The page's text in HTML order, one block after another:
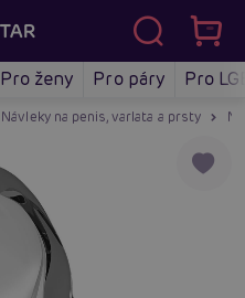
Pro ženy Pro páry Pro
Návleky na penis, varlata a prsty